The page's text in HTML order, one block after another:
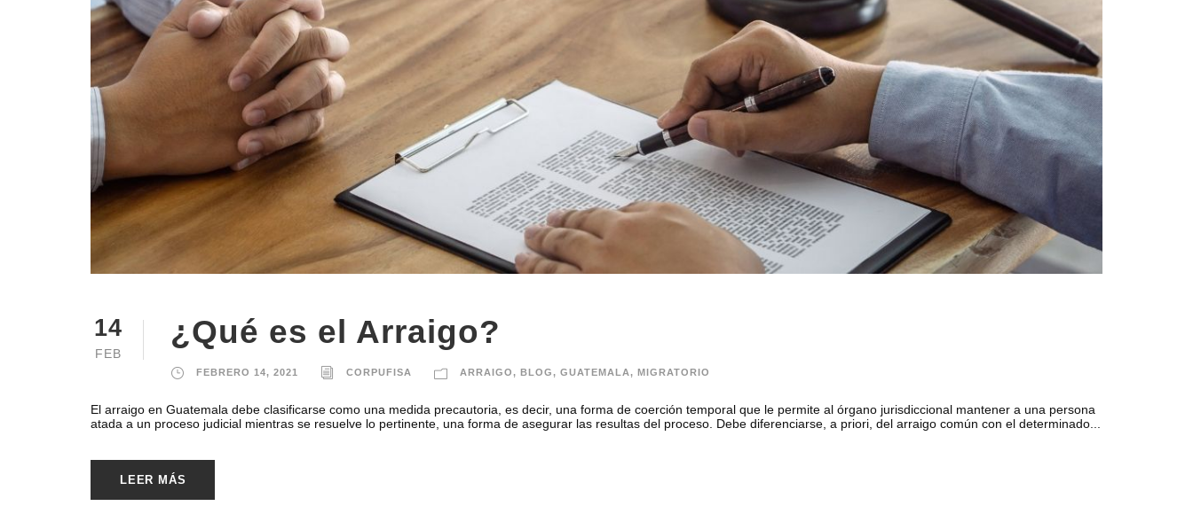
14
FEB
¿Qué es el Arraigo?
FEBRERO 14, 2021 CORPUFISA ARRAIGO, BLOG, GUATEMALA, MIGRATORIO
El arraigo en Guatemala debe clasificarse como una medida precautoria, es decir, una forma de coerción temporal que le permite al órgano jurisdiccional mantener a una persona
atada a un proceso judicial mientras se resuelve lo pertinente, una forma de asegurar las resultas del proceso. Debe diferenciarse, a priori, del arraigo común con el determinado...
LEER MÁS